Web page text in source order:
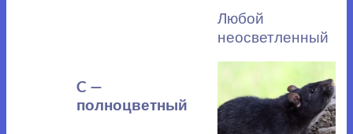
C —
полноцветный
Любой
неосветленный